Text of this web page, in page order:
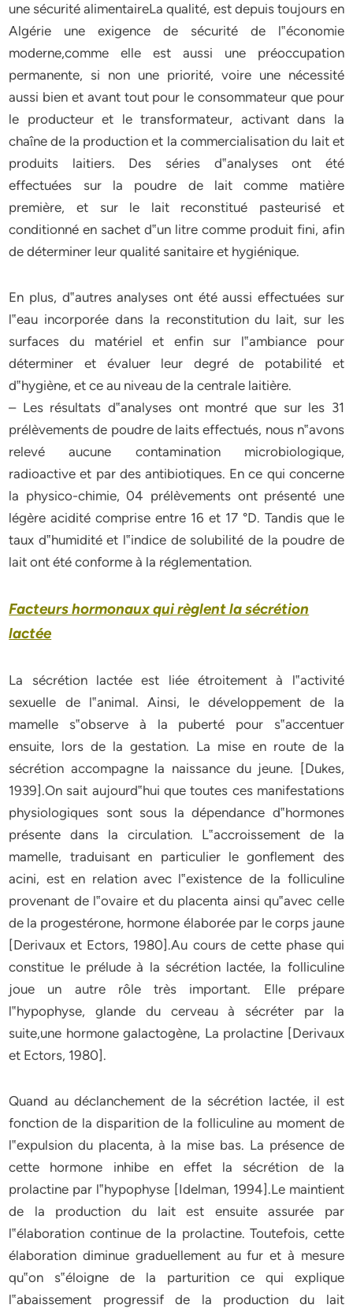
une sécurité alimentaireLa qualité, est depuis toujours en
Algérie une exigence de sécurité de l‟économie
moderne,comme elle est aussi une préoccupation
permanente, si non une priorité, voire une nécessité
aussi bien et avant tout pour le consommateur que pour
le producteur et le transformateur, activant dans la
chaîne de la production et la commercialisation du lait et
produits laitiers. Des séries d‟analyses ont été
effectuées sur la poudre de lait comme matière
première, et sur le lait reconstitué pasteurisé et
conditionné en sachet d‟un litre comme produit fini, afin
de déterminer leur qualité sanitaire et hygiénique.
En plus, d‟autres analyses ont étéaussi effectuées sur
l‟eau incorporée dans la reconstitution du lait, sur les
surfaces du matériel et enfin sur l‟ambiance pour
déterminer et évaluer leur degré de potabilité et
d‟hygiène, et ce au niveau de la centrale laitière.
– Les résultats d‟analyses ont montré que sur les 31
prélèvements de poudre de laits effectués, nous n‟avons
relevé aucune contamination microbiologique,
radioactive et par des antibiotiques. En ce qui concerne
la physico-chimie, 04 prélèvements ont présenté une
légère acidité comprise entre 16 et 17 °D. Tandis que le
taux d‟humidité et l‟indice de solubilité de la poudre de
lait ont été conforme à la réglementation.
Facteurs hormonaux qui règlent la sécrétion
lactée
La sécrétion lactée est liée étroitement à l‟activité
sexuelle de l‟animal. Ainsi, le développement de la
mamelle s‟observe à la puberté pour s‟accentuer
ensuite, lors de la gestation. La mise en route de la
sécrétion accompagne la naissance du jeune.
[Dukes,
1939] .On sait aujourd‟hui que toutes ces manifestations
physiologiques sont sous la dépendance d‟hormones
présente dans la circulation. L‟accroissement de la
mamelle, traduisant en particulier le gonflement des
acini, est en relation avec l‟existence de la folliculine
provenant de l‟ovaire et du placenta ainsi qu‟avec celle
de la progestérone, hormone élaborée par le corps jaune
[Derivaux et Ectors, 1980] .Au cours de cette phase qui
constitue le prélude à la sécrétion lactée, la folliculine
joue un autre rôle très important. Elle prépare
l‟hypophyse, glande du cerveau à sécréter par la
suite,une hormone galactogène, La prolactine [Derivaux
et Ectors, 1980] .
Quand au déclanchement de la sécrétion lactée, il est
fonction de la disparition de la folliculine au moment de
l‟expulsion du placenta, à la mise bas. La présence de
cette hormone inhibe en effet la sécrétion de la
prolactine par l‟hypophyse [Idelman, 1994] .Le maintient
de la production du lait est ensuite assurée par
l‟élaboration continue de la prolactine. Toutefois, cette
élaboration diminue graduellement au fur et à mesure
qu‟on s‟éloigne de la parturition ce qui explique
l‟abaissement progressif de la production du lait